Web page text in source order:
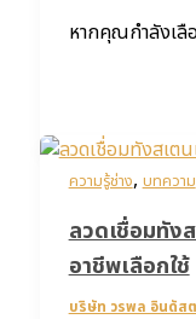
หากคุณกำลังเลื
ความรู้ช่าง, บทความ
ลวดเชื่อมทัง
อาชีพเลือกใช้
บริษัท วรพล อินดัส